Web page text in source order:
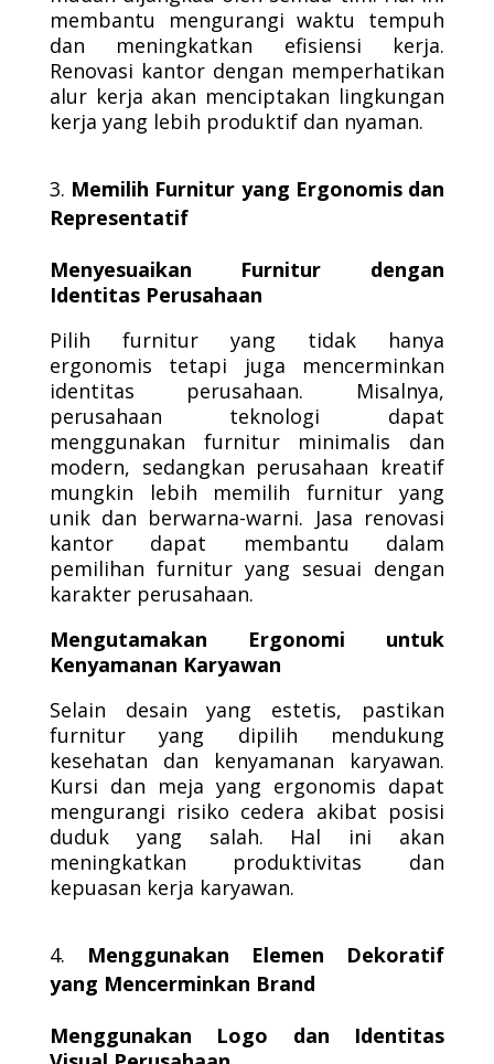
membantu mengurangi waktu tempuh
dan meningkatkan efisiensi kerja.
Renovasi kantor dengan memperhatikan
alur kerja akan menciptakan lingkungan
kerja yang lebih produktif dan nyaman.
Memilih Furnitur yang Ergonomis dan
Representatif
Menyesuaikan Furnitur dengan
Identitas Perusahaan
Pilih furnitur yang tidak hanya
ergonomis tetapi juga mencerminkan
identitas perusahaan. Misalnya,
perusahaan teknologi dapat
menggunakan furnitur minimalis dan
modern, sedangkan perusahaan kreatif
mungkin lebih memilih furnitur yang
unik dan berwarna-warni. Jasa renovasi
kantor dapat membantu dalam
pemilihan furnitur yang sesuai dengan
karakter perusahaan.
Mengutamakan Ergonomi untuk
Kenyamanan Karyawan
Selain desain yang estetis, pastikan
furnitur yang dipilih mendukung
kesehatan dan kenyamanan karyawan.
Kursi dan meja yang ergonomis dapat
mengurangi risiko cedera akibat posisi
duduk yang salah. Hal ini akan
meningkatkan produktivitas dan
kepuasan kerja karyawan.
Menggunakan Elemen Dekoratif
yang Mencerminkan Brand
Menggunakan Logo dan Identitas